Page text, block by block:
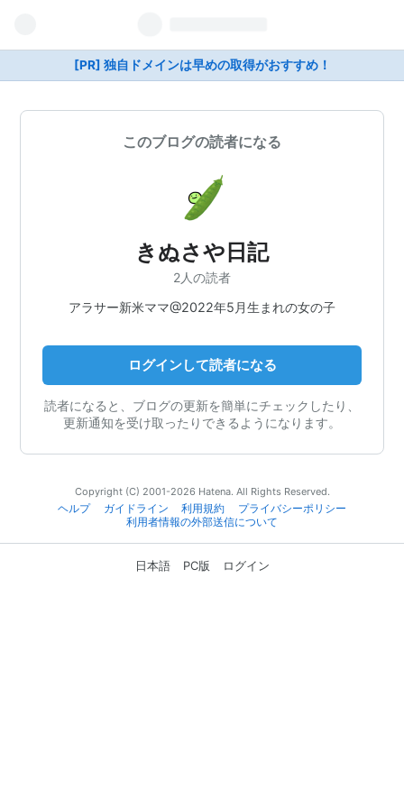
[PR] 独自ドメインは早めの取得がおすすめ！
このブログの読者になる
きぬさや日記
2人の読者
アラサー新米ママ@2022年5月生まれの女の子
ログインして読者になる
読者になると、ブログの更新を簡単にチェックしたり、
更新通知を受け取ったりできるようになります。
Copyright (C) 2001-2026 Hatena. All Rights Reserved.
ヘルプ
ガイドライン 利用規約
プライバシーポリシー
利用者情報の外部送信について
日本語 PC版 ログイン